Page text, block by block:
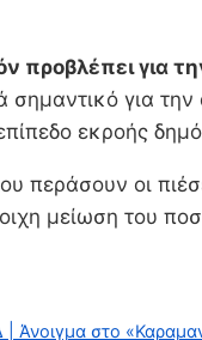
προβλέπει για
σημαντικό για
εκροής
περάσουν οι
μείωση του
| Άνοιγμα στο